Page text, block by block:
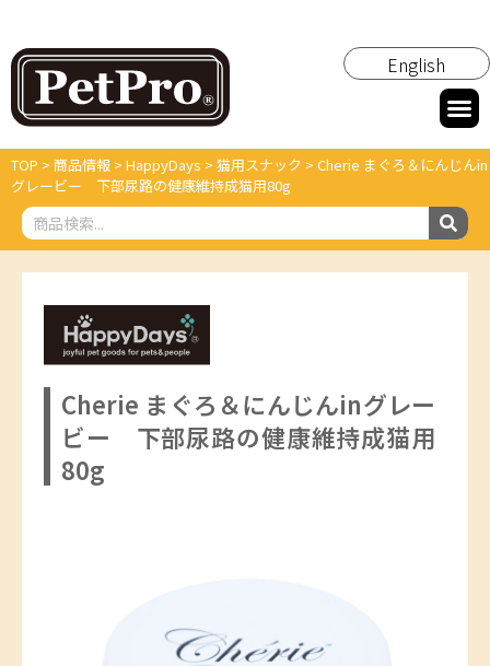
English
TOP > 商品情報 > HappyDays > 猫用スナック > Cherie まぐろ＆にんじんin
グレービー 下部尿路の健康維持成猫用80g
Cherie まぐろ＆にんじんinグレー
ビー 下部尿路の健康維持成猫用
80g